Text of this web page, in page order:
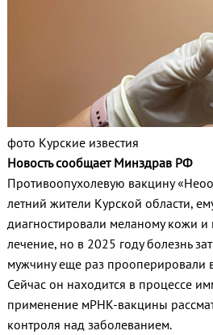
фото Курские известия
Новость сообщает Минздрав РФ
Противоопухолевую вакцину
летний жители Курской области,
диагностировали меланому кожи и
лечение, но в 2025 году болезнь
мужчину еще раз
Сейчас он находится в процессе
применение мРНК-вакцины
контроля над заболеванием.